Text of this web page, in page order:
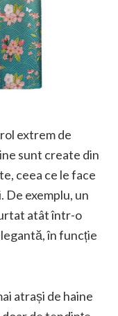
extrem de
sunt create din
ceea ce le face
exemplu, un
atât într-o
în funcție
atrași de haine